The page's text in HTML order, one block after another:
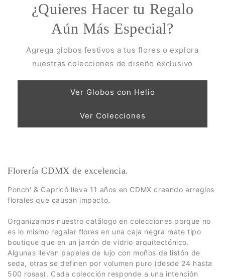
¿Quieres Hacer tu Regalo
Aún Más Especial?
Agrega globos festivos a tus flores o explora
nuestras colecciones de diseño exclusivo
Ver Globos con Helio
Ver Colecciones
Florería CDMX de excelencia.
Ponch' & Capricó lleva 11 años en CDMX creando arreglos
florales que causan impacto.
Organizamos nuestro catálogo en colecciones porque no
es lo mismo regalar flores en una caja negra mate tipo
boutique que en un jarrón de vidrio arquitectónico.
Algunas llevan papeles de lujo con moños de listón de
seda, otras se definen por volumen puro (desde 24 hasta
500 rosas). Cada colección responde a una intención